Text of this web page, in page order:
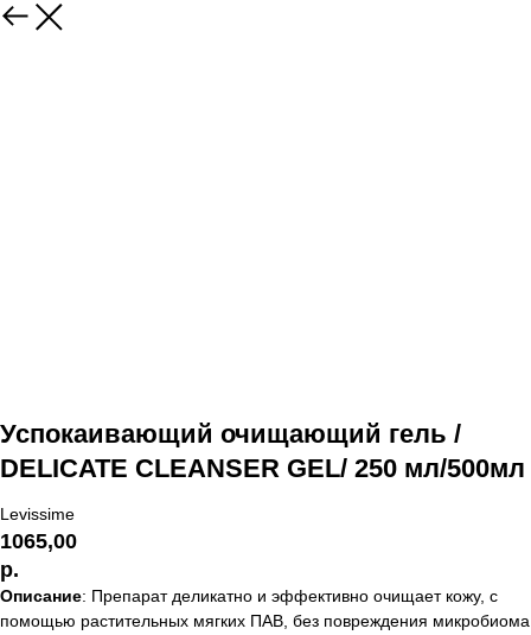
Успокаивающий очищающий гель /
DELICATE CLEANSER GEL/ 250 мл/500мл
Levissime
1065,00
р.
Описание: Препарат деликатно и эффективно очищает кожу, с
помощью растительных мягких ПАВ, без повреждения микробиома